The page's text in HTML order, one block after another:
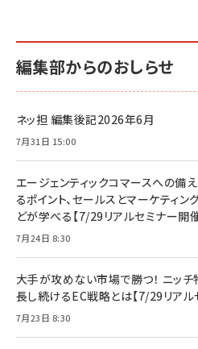
編集部からのおしらせ
ネッ担 編集後記2026年6月
7月31日 15:00
エージェンティックコマースへの備
るポイント、セールスとマーケティ
どが学べる【7/29リアルセミナー開催
7月24日 8:30
大手が攻めない市場で勝つ！ ニッ
長し続けるEC戦略とは【7/29リアル
7月23日 8:30